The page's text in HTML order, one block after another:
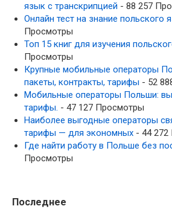
язык с транскрипцией - 88 257
Онлайн тест на знание польского
Просмотры
Топ 15 книг для изучения
Просмотры
Крупные мобильные операторы
пакеты, контракты, тарифы - 52
Мобильные операторы Польши:
тарифы. - 47 127 Просмотры
Наиболее выгодные операторы
тарифы — для экономных - 44
Где найти работу в Польше без
Просмотры
Последнее